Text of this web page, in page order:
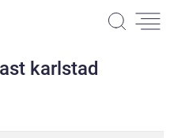
karlstad